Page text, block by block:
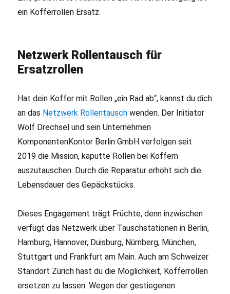
ein Kofferrollen Ersatz.
Netzwerk Rollentausch für
Ersatzrollen
Hat dein Koffer mit Rollen „ein Rad ab“, kannst du dich
an das Netzwerk Rollentausch wenden. Der Initiator
Wolf Drechsel und sein Unternehmen
KomponentenKontor Berlin GmbH verfolgen seit
2019 die Mission, kaputte Rollen bei Koffern
auszutauschen. Durch die Reparatur erhöht sich die
Lebensdauer des Gepäckstücks.
Dieses Engagement trägt Früchte, denn inzwischen
verfügt das Netzwerk über Tauschstationen in Berlin,
Hamburg, Hannover, Duisburg, Nürnberg, München,
Stuttgart und Frankfurt am Main. Auch am Schweizer
Standort Zürich hast du die Möglichkeit, Kofferrollen
ersetzen zu lassen. Wegen der gestiegenen